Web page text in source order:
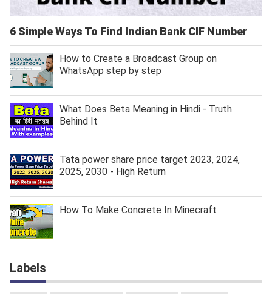
6 Simple Ways To Find Indian Bank CIF Number
How to Create a Broadcast Group on
WhatsApp step by step
What Does Beta Meaning in Hindi - Truth
Behind It
Tata power share price target 2023, 2024,
2025, 2030 - High Return
How To Make Concrete In Minecraft
Labels